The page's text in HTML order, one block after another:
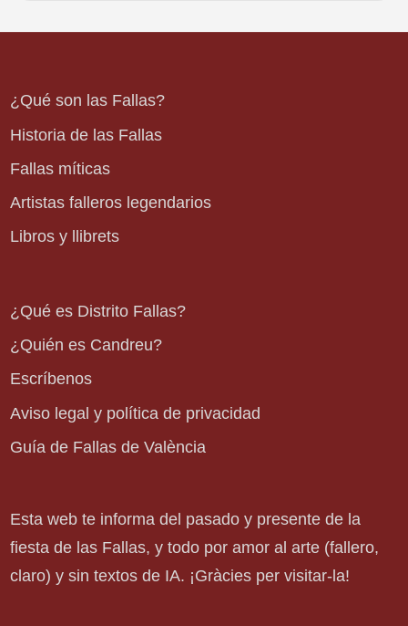
¿Qué son las Fallas?
Historia de las Fallas
Fallas míticas
Artistas falleros legendarios
Libros y llibrets
¿Qué es Distrito Fallas?
¿Quién es Candreu?
Escríbenos
Aviso legal y política de privacidad
Guía de Fallas de València
Esta web te informa del pasado y presente de la
fiesta de las Fallas, y todo por amor al arte (fallero,
claro) y sin textos de IA. ¡Gràcies per visitar-la!